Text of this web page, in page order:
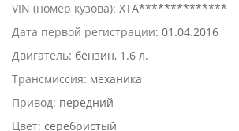
VIN (номер кузова): XTA**************
Дата первой регистрации: 01.04.2016
Двигатель: бензин, 1.6 л.
Трансмиссия: механика
Привод: передний
Цвет: серебристый